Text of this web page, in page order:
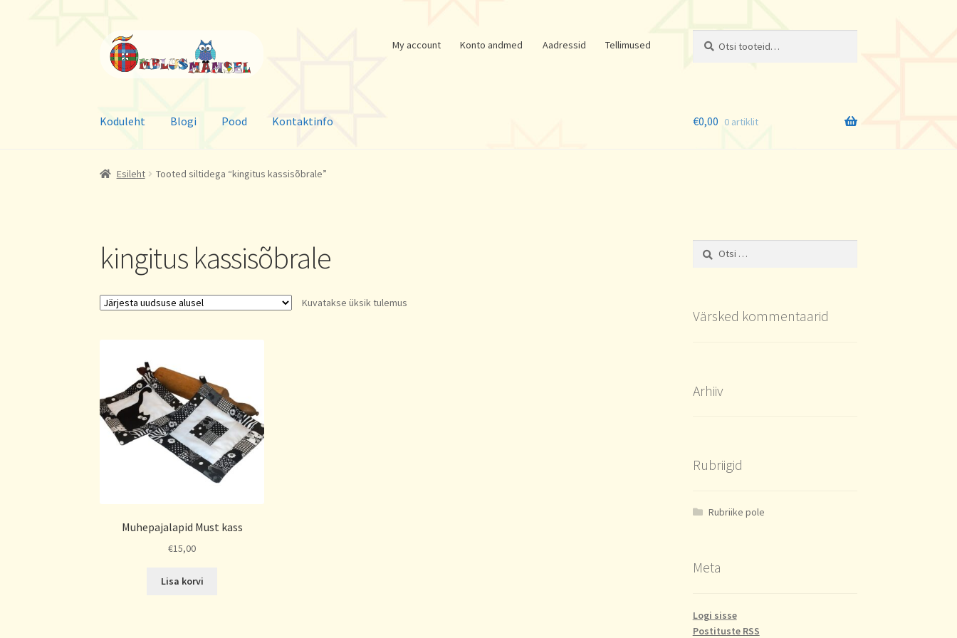
Liigu
navigeerimisele
Liigu
sisu
juurde
My account Konto andmed Aadressid Tellimused
Koduleht Blogi Pood Kontaktinfo €0,00 0 artiklit
Esileht Tooted siltidega “kingitus kassisõbrale”
kingitus kassisõbrale
Kuvatakse üksik tulemus
Muhepajalapid Must kass
€15,00
Lisa korvi
Otsi:
Värsked kommentaarid
Arhiiv
Rubriigid
Rubriike pole
Meta
Logi sisse
Postituste RSS